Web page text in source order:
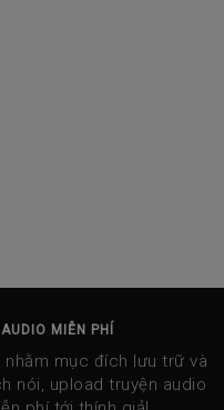
MIỄN PHÍ
mục đích lưu trữ và
nói, upload truyện audio